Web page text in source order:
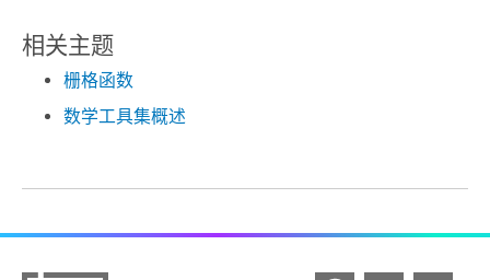
相关主题
栅格函数
数学工具集概述